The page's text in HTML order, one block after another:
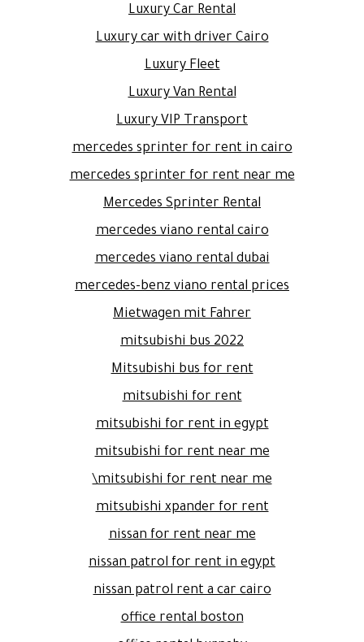
Luxury Car Rental
Luxury car with driver Cairo
Luxury Fleet
Luxury Van Rental
Luxury VIP Transport
mercedes sprinter for rent in cairo
mercedes sprinter for rent near me
Mercedes Sprinter Rental
mercedes viano rental cairo
mercedes viano rental dubai
mercedes-benz viano rental prices
Mietwagen mit Fahrer
mitsubishi bus 2022
Mitsubishi bus for rent
mitsubishi for rent
mitsubishi for rent in egypt
mitsubishi for rent near me
mitsubishi for rent near me\
mitsubishi xpander for rent
nissan for rent near me
nissan patrol for rent in egypt
nissan patrol rent a car cairo
office rental boston